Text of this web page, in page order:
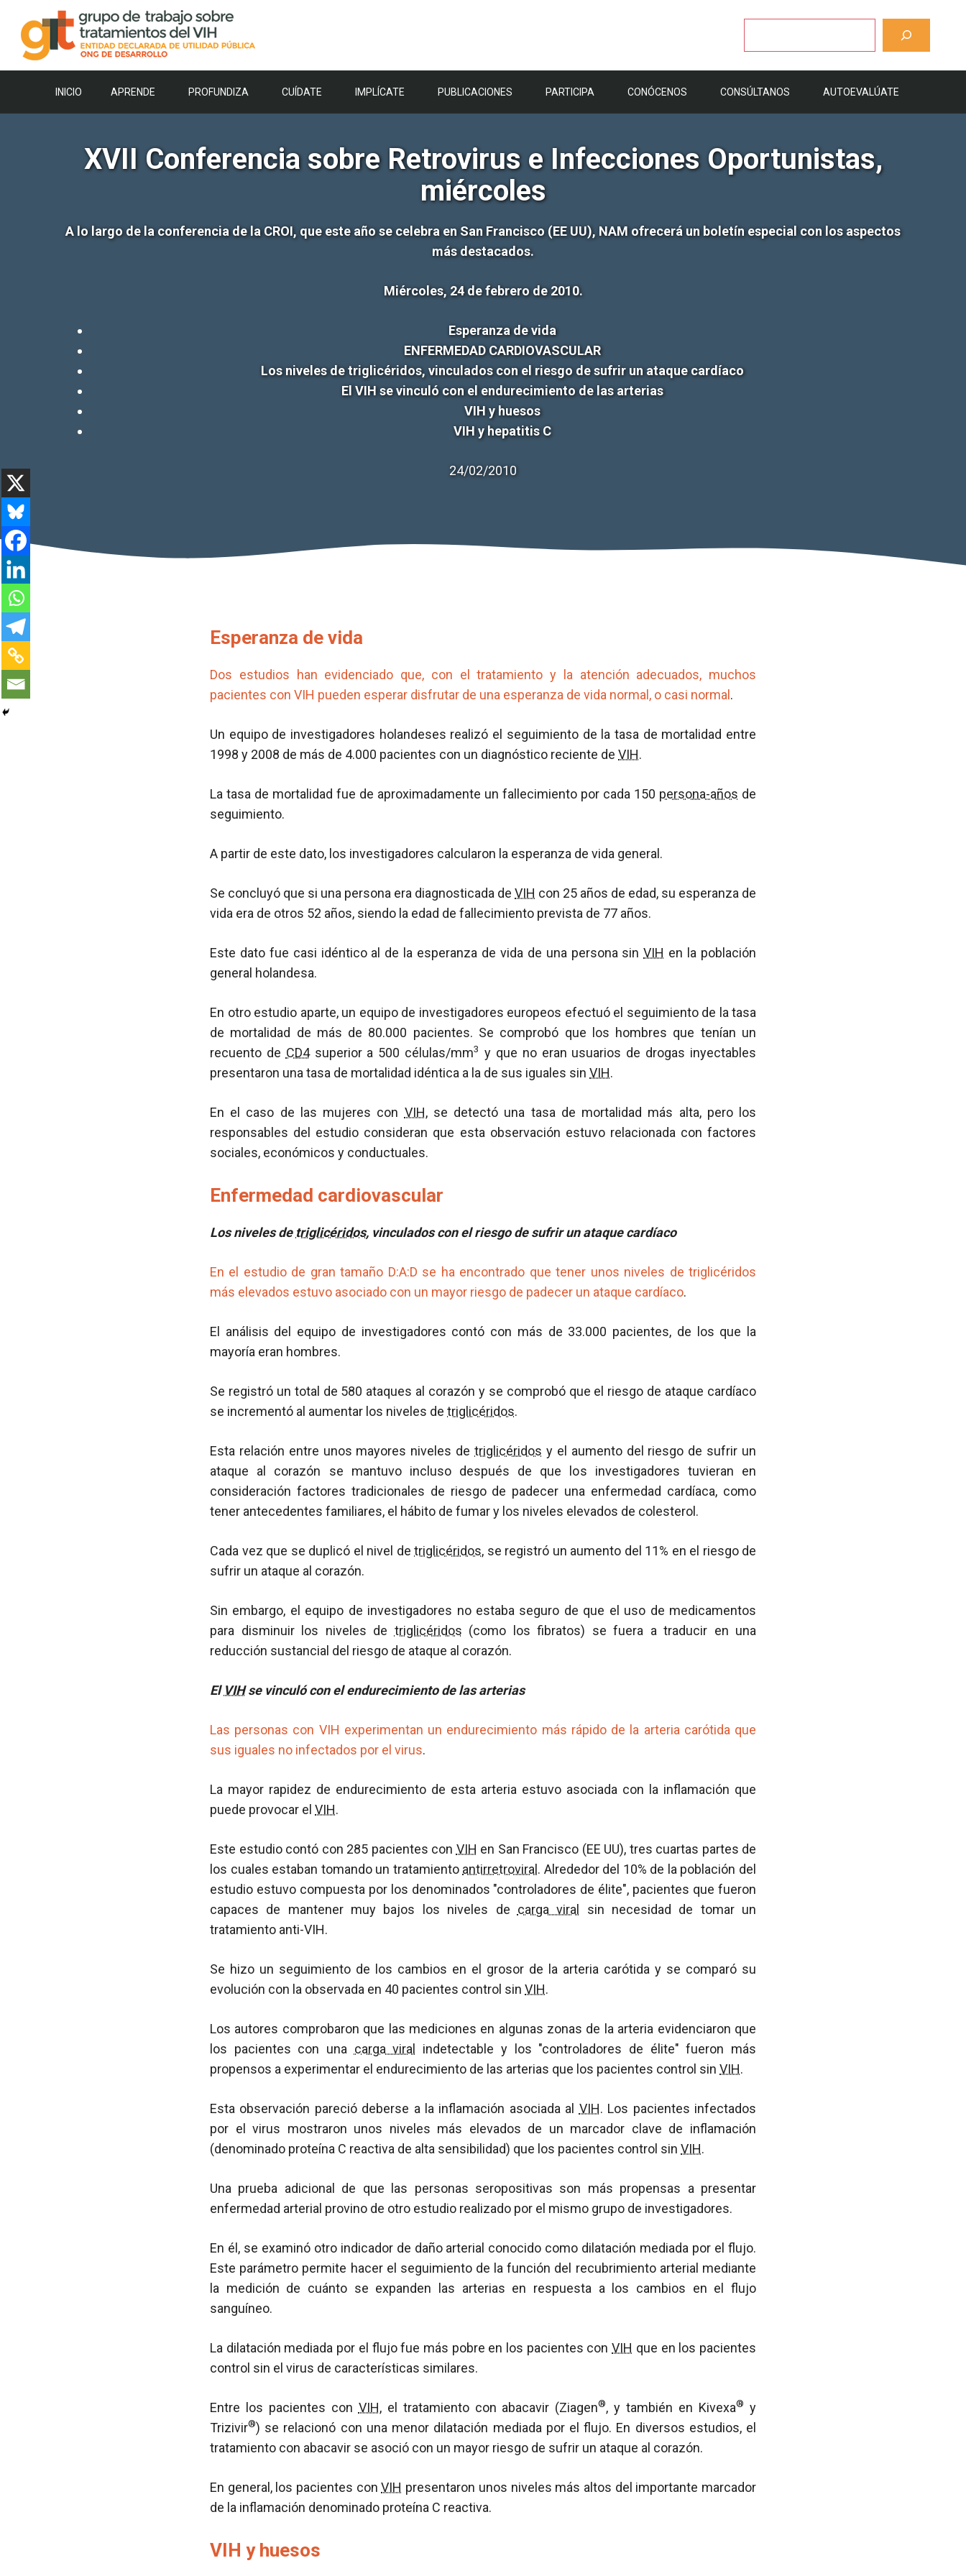
contenido
INICIO APRENDE PROFUNDIZA CUÍDATE IMPLÍCATE PUBLICACIONES PARTICIPA CONÓCENOS CONSÚLTANOS AUTOEVALÚATE
XVII Conferencia sobre Retrovirus e Infecciones Oportunistas,
miércoles
A lo largo de la conferencia de la CROI, que este año se celebra en San Francisco (EE UU), NAM ofrecerá un boletín especial con los aspectos
más destacados.
Miércoles, 24 de febrero de 2010.
Esperanza de vida
ENFERMEDAD CARDIOVASCULAR
Los niveles de triglicéridos, vinculados con el riesgo de sufrir un ataque cardíaco
El VIH se vinculó con el endurecimiento de las arterias
VIH y huesos
VIH y hepatitis C
24/02/2010
Esperanza de vida
Dos estudios han evidenciado que, con el tratamiento y la atención adecuados, muchos
pacientes con VIH pueden esperar disfrutar de una esperanza de vida normal, o casi normal .
Un equipo de investigadores holandeses realizó el seguimiento de la tasa de mortalidad entre
1998 y 2008 de más de 4.000 pacientes con un diagnóstico reciente de VIH.
La tasa de mortalidad fue de aproximadamente un fallecimiento por cada 150 persona-años de
seguimiento.
A partir de este dato, los investigadores calcularon la esperanza de vida general.
Se concluyó que si una persona era diagnosticada de VIH con 25 años de edad, su esperanza de
vida era de otros 52 años, siendo la edad de fallecimiento prevista de 77 años.
Este dato fue casi idéntico al de la esperanza de vida de una persona sinVIH en la población
general holandesa.
En otro estudio aparte, un equipo de investigadores europeos efectuó el seguimiento de la tasa
de mortalidad de más de 80.000 pacientes. Se comprobó que los hombres que tenían un
recuento de CD4superior a 500 células/mm3 y que no eran usuarios de drogas inyectables
presentaron una tasa de mortalidad idéntica a la de sus iguales sin VIH.
En el caso de las mujeres con VIH, se detectó una tasa de mortalidad más alta, pero los
responsables del estudio consideran que esta observación estuvo relacionada con factores
sociales, económicos y conductuales.
Enfermedad cardiovascular
Los niveles de triglicéridos, vinculados con el riesgo de sufrir un ataque cardíaco
En el estudio de gran tamaño D:A:D se ha encontrado que tener unos niveles de triglicéridos
más elevados estuvo asociado con un mayor riesgo de padecer un ataque cardíaco.
El análisis del equipo de investigadores contó con más de 33.000 pacientes, de los que la
mayoría eran hombres.
Se registró un total de 580 ataques al corazón y se comprobó que el riesgo de ataque cardíaco
se incrementó al aumentar los niveles de triglicéridos.
Esta relación entre unos mayores niveles detriglicéridos y el aumento del riesgo de sufrir un
ataque al corazón se mantuvo incluso después de que los investigadores tuvieran en
consideración factores tradicionales de riesgo de padecer una enfermedad cardíaca, como
tener antecedentes familiares, el hábito de fumar y los niveles elevados de colesterol.
Cada vez que se duplicó el nivel de triglicéridos, se registró un aumento del 11% en el riesgo de
sufrir un ataque al corazón.
Sin embargo, el equipo de investigadores no estaba seguro de que el uso de medicamentos
para disminuir los niveles de triglicéridos (como los fibratos) se fuera a traducir en una
reducción sustancial del riesgo de ataque al corazón.
El VIHse vinculó con el endurecimiento de las arterias
Las personas con VIH experimentan un endurecimiento más rápido de la arteria carótida que
sus iguales no infectados por el virus.
La mayor rapidez de endurecimiento de esta arteria estuvo asociada con la inflamación que
puede provocar el VIH.
Este estudio contó con 285 pacientes con VIH en San Francisco (EE UU), tres cuartas partes de
los cuales estaban tomando un tratamiento antirretroviral . Alrededor del 10% de la población del
estudio estuvo compuesta por los denominados "controladores de élite", pacientes que fueron
capaces de mantener muy bajos los niveles de carga viral
sin necesidad de tomar un
tratamiento anti-VIH.
Se hizo un seguimiento de los cambios en el grosor de la arteria carótida y se comparó su
evolución con la observada en 40 pacientes control sin VIH.
Los autores comprobaron que las mediciones en algunas zonas de la arteria evidenciaron que
los pacientes con una carga viral
indetectable y los "controladores de élite" fueron más
propensos a experimentar el endurecimiento de las arterias que los pacientes control sin VIH.
Esta observación pareció deberse a la inflamación asociada al VIH. Los pacientes infectados
por el virus mostraron unos niveles más elevados de un marcador clave de inflamación
(denominado proteína C reactiva de alta sensibilidad) que los pacientes control sin VIH.
Una prueba adicional de que las personas seropositivas son más propensas a presentar
enfermedad arterial provino de otro estudio realizado por el mismo grupo de investigadores.
En él, se examinó otro indicador de daño arterial conocido como dilatación mediada por el flujo.
Este parámetro permite hacer el seguimiento de la función del recubrimiento arterial mediante
la medición de cuánto se expanden las arterias en respuesta a los cambios en el flujo
sanguíneo.
La dilatación mediada por el flujo fue más pobre en los pacientes conVIH que en los pacientes
control sin el virus de características similares.
Entre los pacientes con VIH, el tratamiento con abacavir (Ziagen®, y también en Kivexa® y
Trizivir®) se relacionó con una menor dilatación mediada por el flujo. En diversos estudios, el
tratamiento con abacavir se asoció con un mayor riesgo de sufrir un ataque al corazón.
En general, los pacientes conVIH presentaron unos niveles más altos del importante marcador
de la inflamación denominado proteína C reactiva.
VIH y huesos